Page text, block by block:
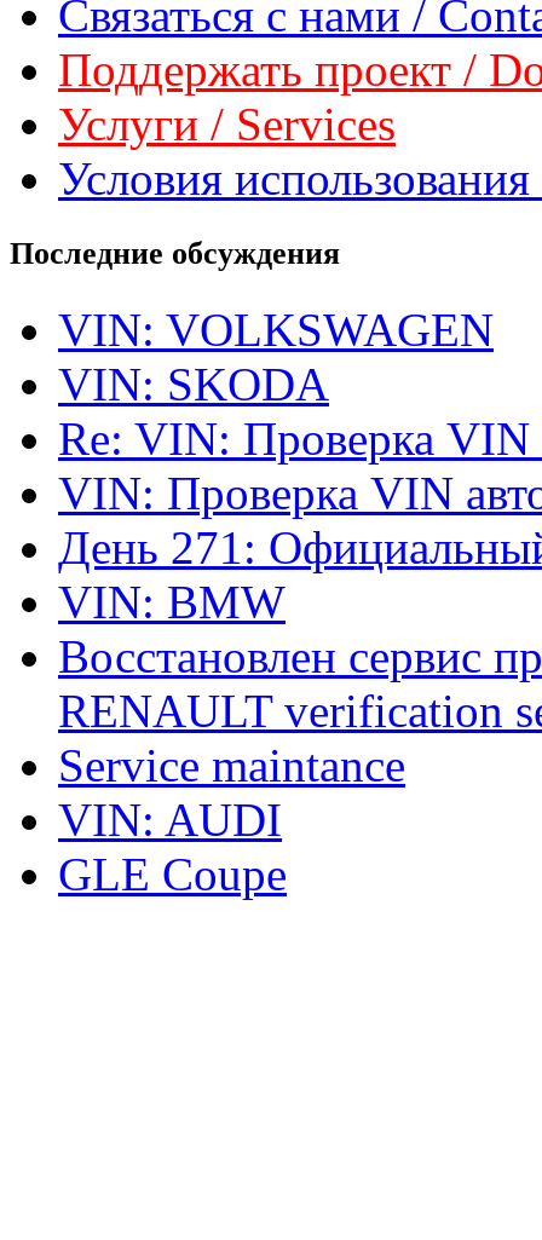
Связаться с нами /
Поддержать проект /
Услуги / Services
Условия
Последние обсуждения
VIN: VOLKSWAGEN
VIN: SKODA
Re: VIN: Проверка VIN
VIN: Проверка VIN
День 271:
VIN: BMW
Восстановлен сервис
RENAULT verification
Service maintance
VIN: AUDI
GLE Coupe